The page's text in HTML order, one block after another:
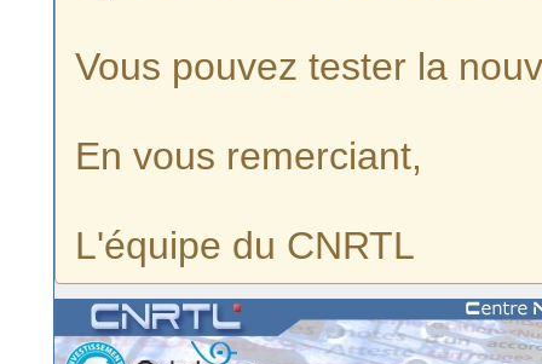
Vous pouvez tester la
En vous remerciant,
L'équipe du CNRTL